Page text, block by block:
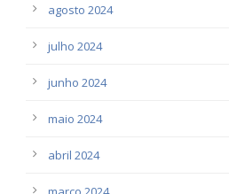
agosto 2024
julho 2024
junho 2024
maio 2024
abril 2024